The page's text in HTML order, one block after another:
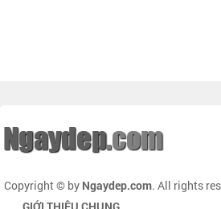
Copyright © by Ngaydep.com. All rights